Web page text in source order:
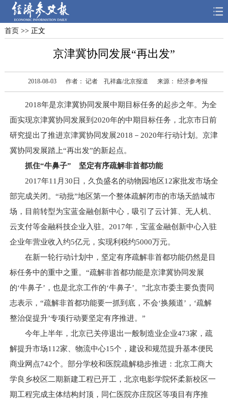
首页 深度 思想
首页 >> 正文
京津冀协同发展“再出发”
2018-08-03 作者： 记者 孔祥鑫/北京报道 来源： 经济参考报
2018年是京津冀协同发展中期目标任务的起步之年。为全
面实现京津冀协同发展到2020年的中期目标任务，北京市日前
研究提出了推进京津冀协同发展2018－2020年行动计划。京津
冀协同发展踏上“再出发”的新起点。
抓住“牛鼻子” 坚定有序疏解非首都功能
2017年11月30日，久负盛名的动物园地区12家批发市场全
部完成关闭。“动批”地区第一个整体疏解闭市的市场天皓城市
场，目前转型为宝蓝金融创新中心，吸引了云计算、无人机、
云支付等金融科技企业入驻。2017年，宝蓝金融创新中心入驻
企业年营业收入约5亿元，实现利税约5000万元。
在新一轮行动计划中，坚定有序疏解非首都功能仍然是目
标任务中的重中之重。“疏解非首都功能是京津冀协同发展
的‘牛鼻子’，也是北京工作的‘牛鼻子’。”北京市委主要负责同
志表示，“疏解非首都功能要一抓到底，不会‘换频道’，‘疏解
整治促提升’专项行动要坚定有序推进。”
今年上半年，北京已关停退出一般制造业企业473家，疏
解提升市场112家、物流中心15个，建设和规范提升基本便民
商业网点742个。部分学校和医院疏解稳步推进：北京工商大
学良乡校区二期新建工程已开工，北京电影学院怀柔新校区一
期工程完成主体结构封顶，同仁医院亦庄院区等项目有序推